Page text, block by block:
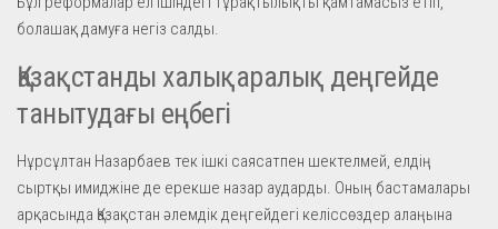
болашақ дамуға негіз салды.
Қазақстанды халықаралық деңгейде
танытудағы еңбегі
Нұрсұлтан Назарбаев тек ішкі саясатпен шектелмей, елдің
сыртқы имиджіне де ерекше назар аударды. Оның бастамалары
арқасында Қазақстан әлемдік деңгейдегі келіссөздер алаңына